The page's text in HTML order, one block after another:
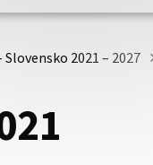
2021 – 2027